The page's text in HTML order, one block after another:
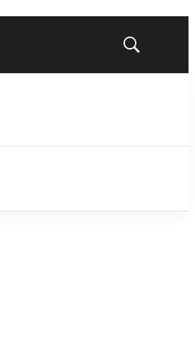
Mostrar